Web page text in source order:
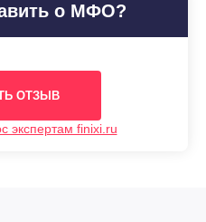
о МФО?
ОТЗЫВ
экспертам finixi.ru